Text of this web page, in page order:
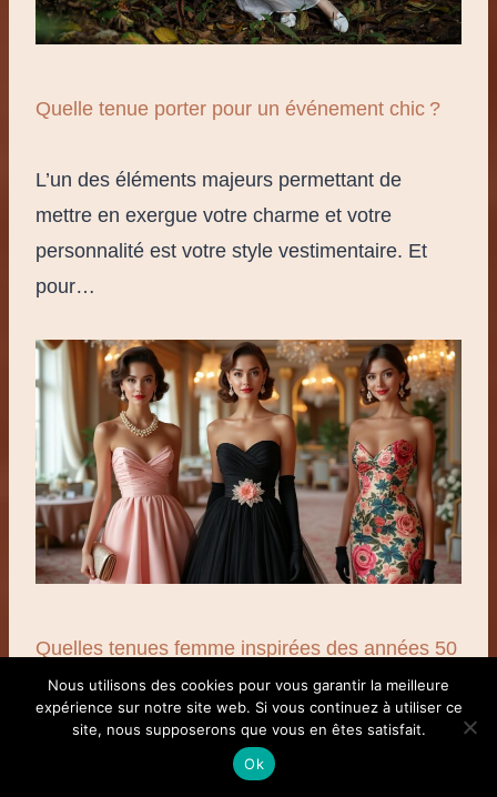
Quelle tenue porter pour un événement chic ?
L’un des éléments majeurs permettant de
mettre en exergue votre charme et votre
personnalité est votre style vestimentaire. Et
pour…
Quelles tenues femme inspirées des années 50
choisir pour une soirée élégante
Envie d’une allure irrésistiblement féminine pour
Nous utilisons des cookies pour vous garantir la meilleure
expérience sur notre site web. Si vous continuez à utiliser ce
site, nous supposerons que vous en êtes satisfait.
Ok